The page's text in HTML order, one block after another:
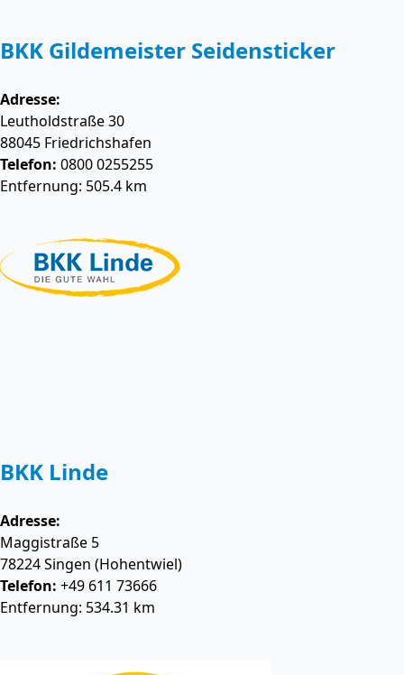
BKK Gildemeister Seidensticker
Adresse:
Leutholdstraße 30
88045 Friedrichshafen
Telefon: 0800 0255255
Entfernung: 505.4 km
BKK Linde
Adresse:
Maggistraße 5
78224Singen (Hohentwiel)
Telefon: +49 611 73666
Entfernung: 534.31 km